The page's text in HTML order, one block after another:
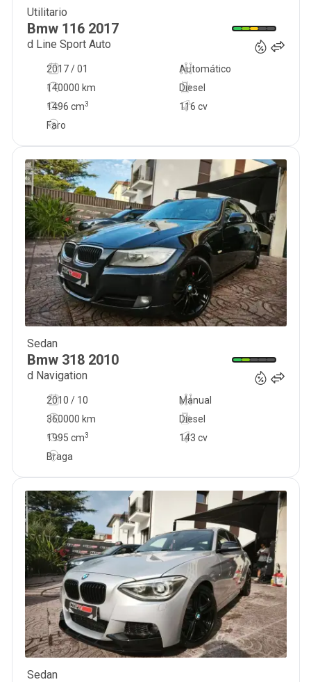
Utilitario
Bmw 116 2017
d Line Sport Auto
2017 / 01
Automático
140000 km
116 cv
Diesel
1496 cm3
Faro
Sedan
Bmw 318 2010
d Navigation
2010 / 10
Manual
360000 km
143 cv
Diesel
1995 cm3
Braga
Sedan